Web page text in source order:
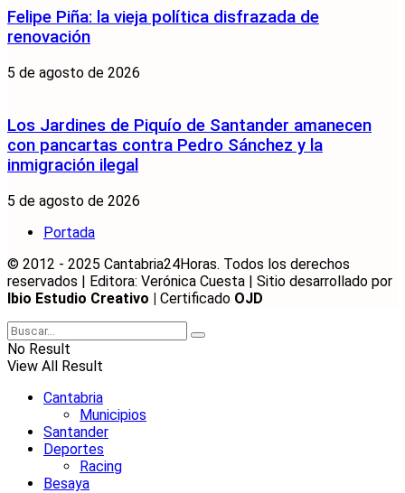
Felipe Piña: la vieja política disfrazada de
renovación
5 de agosto de 2026
Los Jardines de Piquío de Santander amanecen
con pancartas contra Pedro Sánchez y la
inmigración ilegal
5 de agosto de 2026
Portada
© 2012 - 2025 Cantabria24Horas. Todos los derechos
reservados | Editora: Verónica Cuesta | Sitio desarrollado por
Ibio Estudio Creativo | Certificado OJD
No Result
View All Result
Cantabria
Municipios
Santander
Deportes
Racing
Besaya